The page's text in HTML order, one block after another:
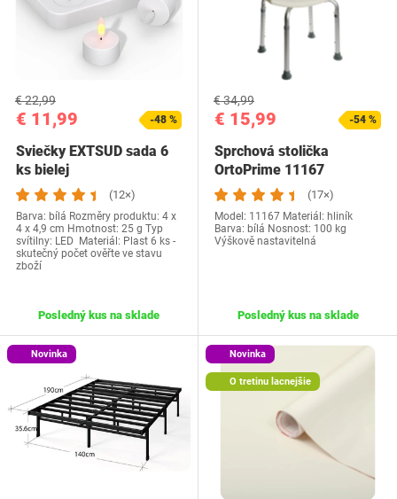
€ 11,99
€ 22,99
-48 %
Sviečky EXTSUD sada 6
ks bielej
(12×)
Barva: bílá Rozměry produktu: ‎4 x
4 x 4,9 cm Hmotnost: 25 g Typ
svítilny: LED Materiál: Plast 6 ks -
skutečný počet ověřte ve stavu
zboží
Posledný kus na sklade
€ 15,99
€ 34,99
-54 %
Sprchová stolička
OrtoPrime 11167
(17×)
Model: 11167 Materiál: hliník
Barva: bílá Nosnost: 100 kg
Výškově nastavitelná
Posledný kus na sklade
Novinka Novinka
O tretinu lacnejšie